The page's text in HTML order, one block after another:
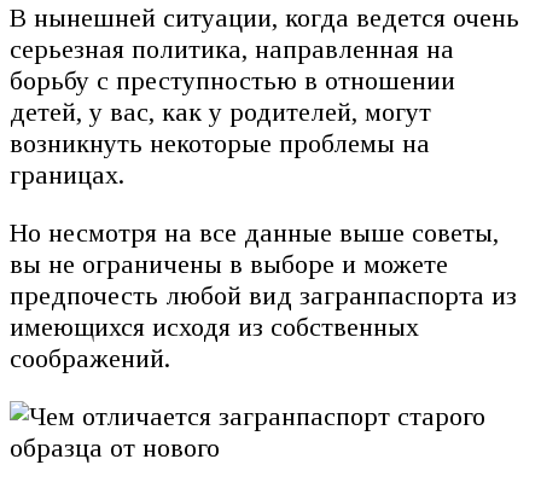
В нынешней ситуации, когда ведется очень
серьезная политика, направленная на
борьбу с преступностью в отношении
детей, у вас, как у родителей, могут
возникнуть некоторые проблемы на
границах.
Но несмотря на все данные выше советы,
вы не ограничены в выборе и можете
предпочесть любой вид загранпаспорта из
имеющихся исходя из собственных
соображений.